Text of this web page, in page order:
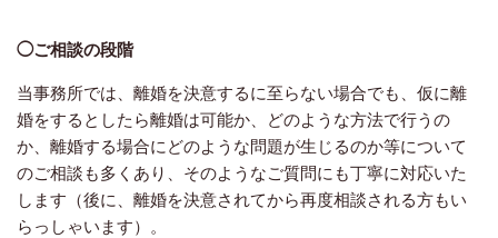
◯ご相談の段階
当事務所では、離婚を決意するに至らない場合でも、仮に離
婚をするとしたら離婚は可能か、どのような方法で行うの
か、離婚する場合にどのような問題が生じるのか等について
のご相談も多くあり、そのようなご質問にも丁寧に対応いた
します（後に、離婚を決意されてから再度相談される方もい
らっしゃいます）。